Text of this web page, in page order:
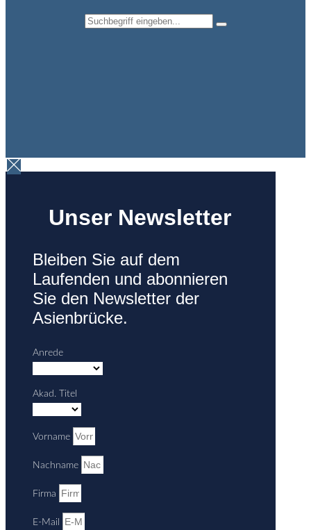
Unser Newsletter
Bleiben Sie auf dem
Laufenden und abonnieren
Sie den Newsletter der
Asienbrücke.
Anrede
Akad. Titel
Vorname
Nachname
Firma
E-Mail